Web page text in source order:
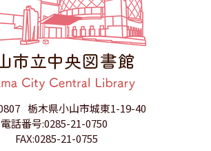
栃木県小山市城東1-19-40
電話番号:0285-21-0750
FAX:0285-21-0755